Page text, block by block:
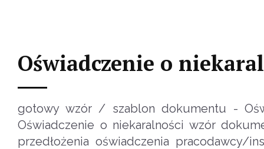
Oświadczenie o
gotowy wzór / szablon dokumentu -
Oświadczenie o niekaralności wzór
przedłożenia oświadczenia pracodawcy/